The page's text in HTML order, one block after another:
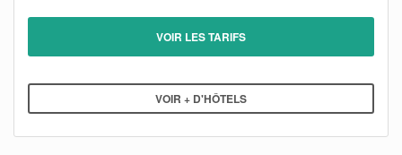
VOIR LES TARIFS
VOIR + D'HÔTELS